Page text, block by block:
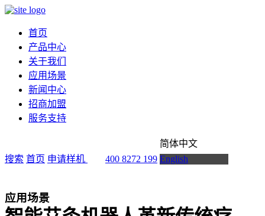
首页
产品中心
关于我们
应用场景
新闻中心
招商加盟
服务支持
搜索 首页 申请样机 400 8272 199
简体中文
English
应用场景